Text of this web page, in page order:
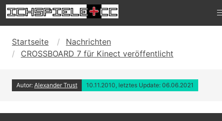
Startseite
Nachrichten
CROSSBOARD 7 für Kinect veröffentlicht
Autor: Alexander Trust 10.11.2010, letztes Update: 06.06.2021